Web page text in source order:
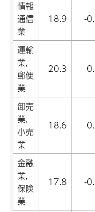
情報
通信
業
18.9 -
運輸
業,
郵便
業
20.3
卸売
業,
小売
業
18.6
金融
業,
保険
業
17.8 -